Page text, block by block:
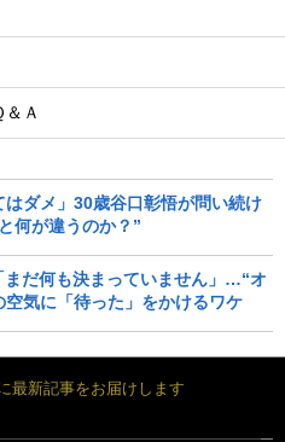
Ａ
はダメ」30歳谷口彰悟が問い続け
何が違うのか？”
だ何も決まっていません」…“オ
気に「待った」をかけるワケ
最新記事をお届けします